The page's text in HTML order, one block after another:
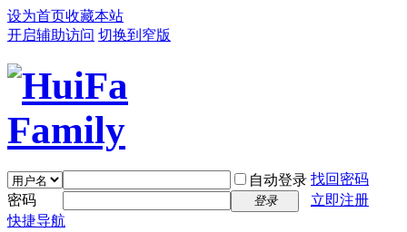
设为首页收藏本站
开启辅助访问 切换到窄版
自动登录 找回密码
密码
登录
立即注册
快捷导航